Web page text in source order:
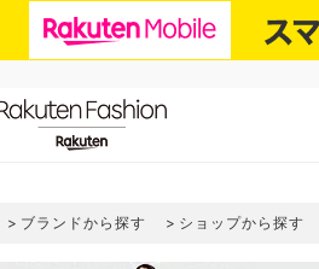
ブランドから探す ショップから探す